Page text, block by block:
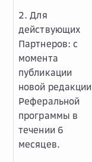
2. Для
действующих
Партнеров: с
момента
публикации
новой редакции
Реферальной
программы в
течении 6
месяцев.